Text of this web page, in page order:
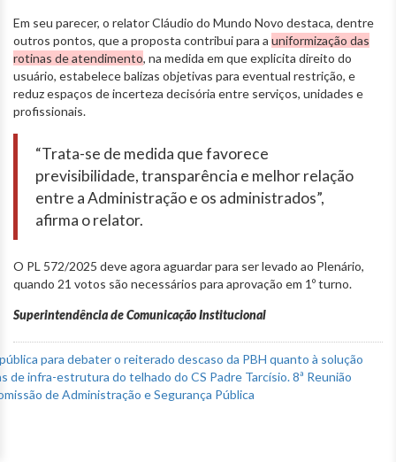
Em seu parecer, o relator Cláudio do Mundo Novo destaca, dentre
outros pontos, que a proposta contribui para a uniformização das
rotinas de atendimento, na medida em que explicita direito do
usuário, estabelece balizas objetivas para eventual restrição, e
reduz espaços de incerteza decisória entre serviços, unidades e
profissionais.
“Trata-se de medida que favorece
previsibilidade, transparência e melhor relação
entre a Administração e os administrados”,
afirma o relator.
O PL 572/2025 deve agora aguardar para ser levado ao Plenário,
quando 21 votos são necessários para aprovação em 1º turno.
Superintendência de Comunicação Institucional